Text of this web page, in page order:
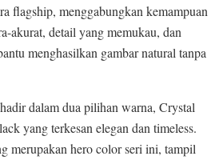
flagship, menggabungkan kemampuan
akurat, detail yang memukau, dan
menghasilkan gambar natural tanpa
dalam dua pilihan warna, Crystal
yang terkesan elegan dan timeless.
merupakan hero color seri ini, tampil